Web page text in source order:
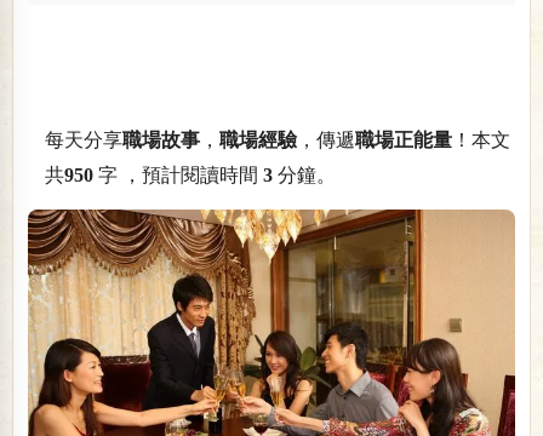
每天分享職場故事 ， 職場經驗，傳遞職場正能量 ！本文
共950 字 ，預計閱讀時間 3 分鐘。